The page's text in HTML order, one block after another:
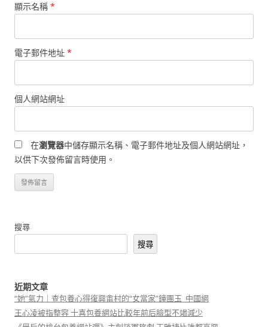
顯示名稱 *
電子郵件地址 *
個人網站網址
在瀏覽器中儲存顯示名稱、電子郵件地址及個人網站網址，
以供下次發佈留言時使用。
搜尋
搜尋
近期文章
“她”氣力｜查包養心得復興畬村的“女當家”鐘團玉_中國網
王心凌被指整容 十喜包養網站比較年前后臉型不竭減少